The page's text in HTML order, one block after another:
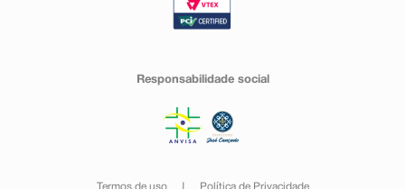
Responsabilidade social
Termos de uso Política de Privacidade